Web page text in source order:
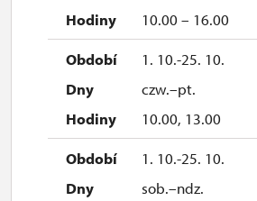
10.00 – 16.00
1. 10.-25. 10.
czw.–pt.
10.00, 13.00
1. 10.-25. 10.
sob.–ndz.